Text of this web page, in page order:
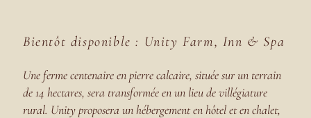
Bientôt disponible : Unity Farm, Inn & Spa
Une ferme centenaire en pierre calcaire, située sur un terrain
de 14 hectares, sera transformée en un lieu de villégiature
rural. Unity proposera un hébergement en hôtel et en chalet,